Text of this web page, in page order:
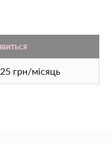
грн/місяць